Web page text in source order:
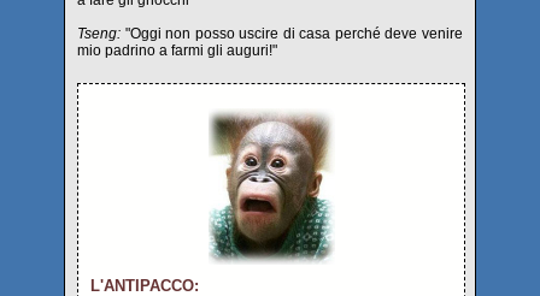
Tseng: "Oggi non posso uscire di casa perché deve venire
mio padrino a farmi gli auguri!"
L'ANTIPACCO: